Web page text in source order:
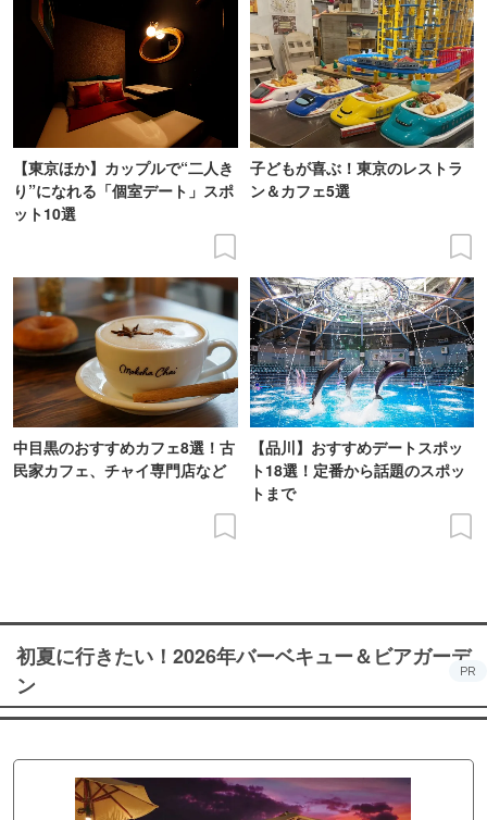
【東京ほか】カップルで“二人き
り”になれる「個室デート」スポ
ット10選
子どもが喜ぶ！東京のレストラ
ン＆カフェ5選
中目黒のおすすめカフェ8選！古
民家カフェ、チャイ専門店など
【品川】おすすめデートスポッ
ト18選！定番から話題のスポッ
トまで
初夏に行きたい！2026年バーベキュー＆ビアガーデ
ン
PR